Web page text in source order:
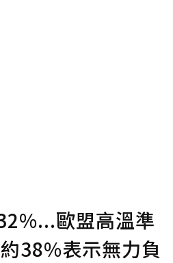
歐盟高溫準
38%表示無力負